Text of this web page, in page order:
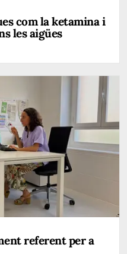
com la ketamina i
les aigües
referent per a